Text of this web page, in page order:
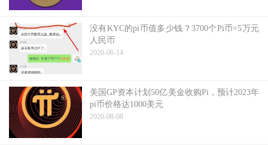
没有KYC的pi币值多少钱？3700个Pi币=5万元
人民币
2020-06-14
美国GP资本计划50亿美金收购Pi，预计2023年
pi币价格达1000美元
2020-08-08